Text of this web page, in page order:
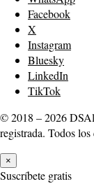
Facebook
X
Instagram
Bluesky
LinkedIn
TikTok
© 2018 – 2026
registrada. Todos los
×
Suscríbete gratis